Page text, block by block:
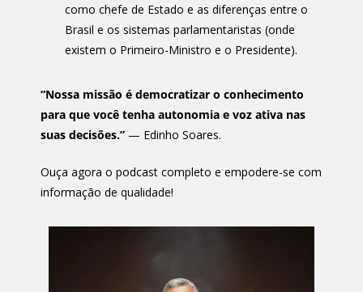
como chefe de Estado e as diferenças entre o
Brasil e os sistemas parlamentaristas (onde
existem o Primeiro-Ministro e o Presidente).
“Nossa missão é democratizar o conhecimento
para que você tenha autonomia e voz ativa nas
suas decisões.” — Edinho Soares.
Ouça agora o podcast completo e empodere-se com
informação de qualidade!